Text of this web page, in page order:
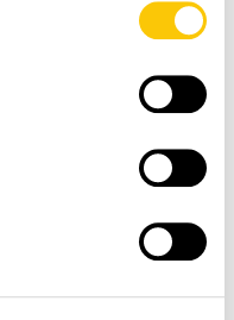
Enregistrez-vousou